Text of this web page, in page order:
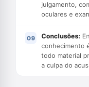
julgamento,
oculares e
Conclusões:
conhecimento
todo material
a culpa do